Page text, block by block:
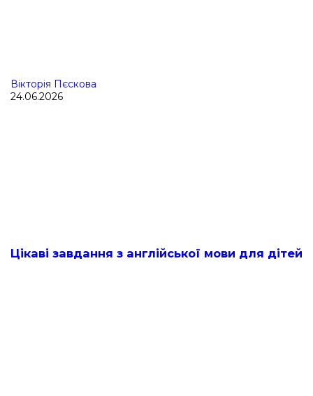
Вікторія Пєскова
24.06.2026
Цікаві завдання з англійської мови для дітей